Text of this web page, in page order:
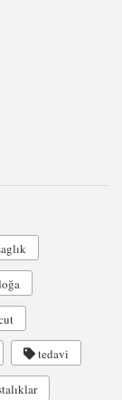
tedavi